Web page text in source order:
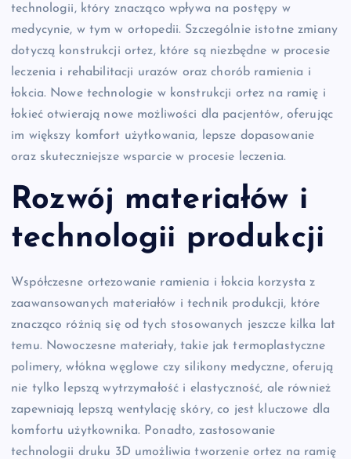
technologii, który znacząco wpływa na postępy w
medycynie, w tym w ortopedii. Szczególnie istotne zmiany
dotyczą konstrukcji ortez, które są niezbędne w procesie
leczenia i rehabilitacji urazów oraz chorób ramienia i
łokcia. Nowe technologie w konstrukcji ortez na ramię i
łokieć otwierają nowe możliwości dla pacjentów, oferując
im większy komfort użytkowania, lepsze dopasowanie
oraz skuteczniejsze wsparcie w procesie leczenia.
Rozwój materiałów i
technologii produkcji
Współczesne ortezowanie ramienia i łokcia korzysta z
zaawansowanych materiałów i technik produkcji, które
znacząco różnią się od tych stosowanych jeszcze kilka lat
temu. Nowoczesne materiały, takie jak termoplastyczne
polimery, włókna węglowe czy silikony medyczne, oferują
nie tylko lepszą wytrzymałość i elastyczność, ale również
zapewniają lepszą wentylację skóry, co jest kluczowe dla
komfortu użytkownika. Ponadto, zastosowanie
technologii druku 3D umożliwia tworzenie ortez na ramię